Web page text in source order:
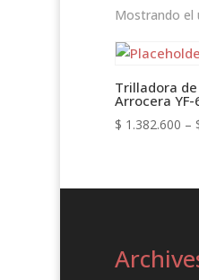
Mostrando el
Trilladora
Arrocera YF-
$ 1.382.600 –